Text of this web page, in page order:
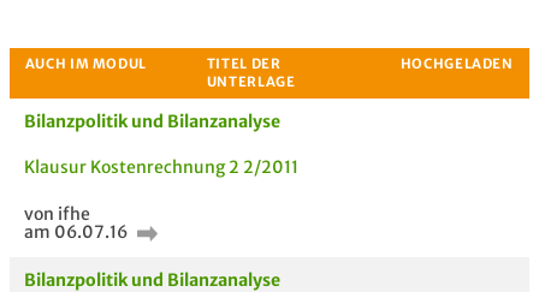
Passende Stellenanzeigen
Bilanzpolitik und Bilanzanalyse
Klausur Kostenrechnung 2 2/2011
von ifhe
am 06.07.16
Bilanzpolitik und Bilanzanalyse